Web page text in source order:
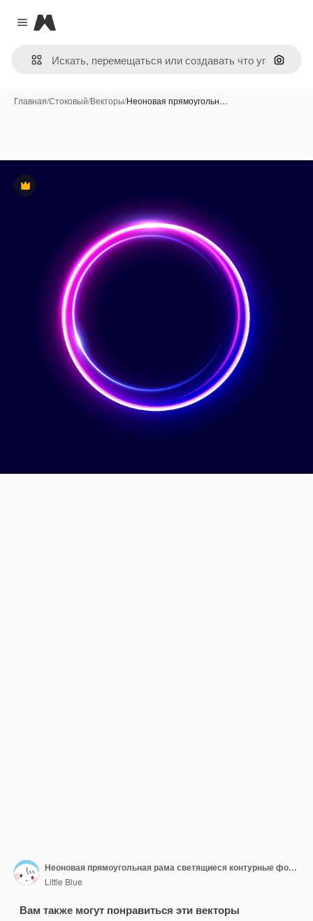
Close menu
Magnific
Поиск
Главная/Стоковый/Векторы/Неоновая прямоугольн…
Премиум
Неоновая прямоугольная рама светящиеся контурные формы Векторный абстрактный фон Иллюстрация xA
Little Blue
Вам также могут понравиться эти векторы